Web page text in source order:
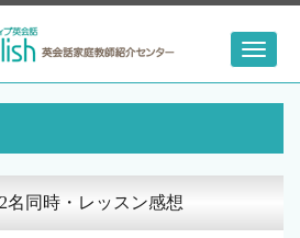
Toggle
名同時・レッスン感想